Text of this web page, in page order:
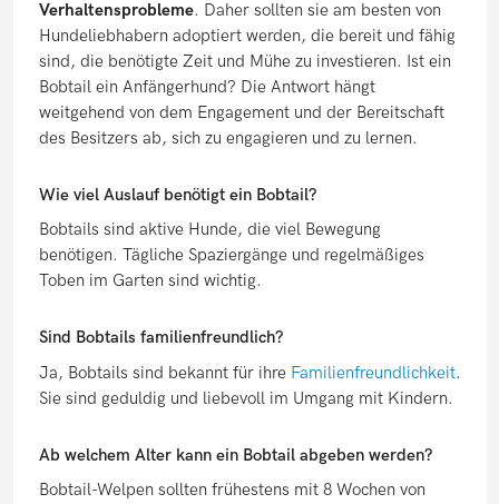
Verhaltensprobleme. Daher sollten sie am besten von
Hundeliebhabern adoptiert werden, die bereit und fähig
sind, die benötigte Zeit und Mühe zu investieren. Ist ein
Bobtail ein Anfängerhund? Die Antwort hängt
weitgehend von dem Engagement und der Bereitschaft
des Besitzers ab, sich zu engagieren und zu lernen.
Wie viel Auslauf benötigt ein Bobtail?
Bobtails sind aktive Hunde, die viel Bewegung
benötigen. Tägliche Spaziergänge und regelmäßiges
Toben im Garten sind wichtig.
Sind Bobtails familienfreundlich?
Ja, Bobtails sind bekannt für ihre Familienfreundlichkeit.
Sie sind geduldig und liebevoll im Umgang mit Kindern.
Ab welchem Alter kann ein Bobtail abgeben werden?
Bobtail-Welpen sollten frühestens mit 8 Wochen von